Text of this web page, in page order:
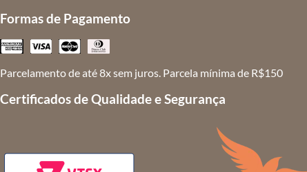
Formas de Pagamento
Parcelamento de até 8x sem juros. Parcela mínima de R$150
Certificados de Qualidade e Segurança